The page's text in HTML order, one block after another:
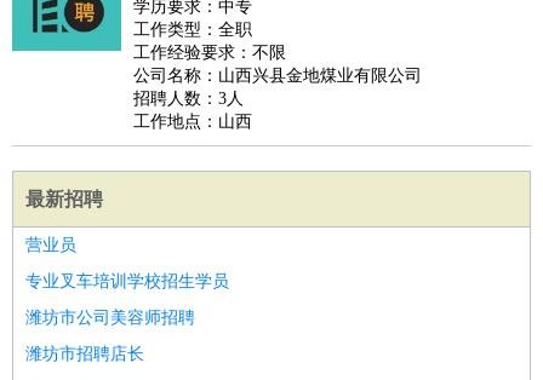
学历要求：中专
工作类型：全职
工作经验要求：不限
公司名称：山西兴县金地煤业有限公司
招聘人数：3人
工作地点：山西
最新招聘
营业员
专业叉车培训学校招生学员
潍坊市公司美容师招聘
潍坊市招聘店长